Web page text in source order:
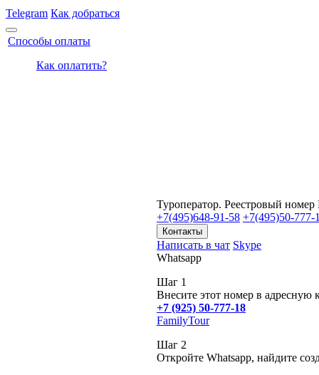
Telegram Как добраться
Способы оплаты
Как оплатить?
Туроператор. Реестровый
+7(495)648-91-58 +7(495)50-777-
Контакты
Написать в чат Skype
Whatsapp
Шаг 1
Внесите этот номер в адресную
+7 (925) 50-777-18
FamilyTour
Шаг 2
Откройте Whatsapp, найдите